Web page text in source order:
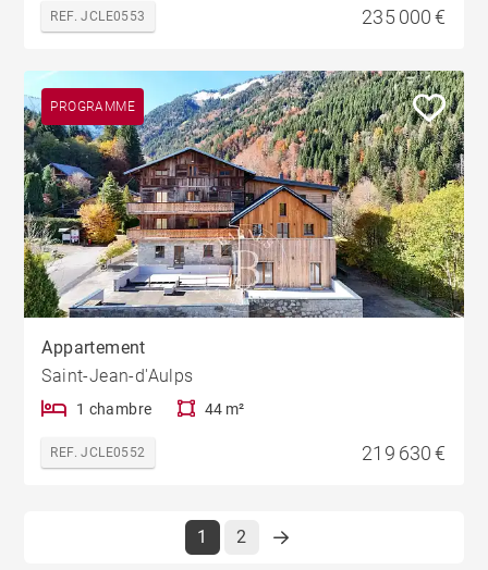
REF. JCLE0553 235 000 €
PROGRAMME
Appartement
Saint-Jean-d'Aulps
1 chambre 44 m²
REF. JCLE0552 219 630 €
1 2